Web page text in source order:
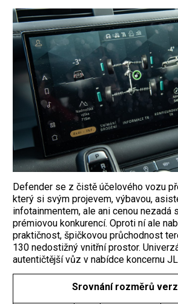
Defender se z čistě účelového vozu
který si svým projevem, ­výbavou,
info­tainmentem, ale ani cenou nezadá
prémiovou konkurencí. Oproti ní ale
praktičnost, špičkovou průchodnost
130 nedostižný vnitřní prostor.
autentičtější vůz v nabídce koncernu
Srovnání rozměrů